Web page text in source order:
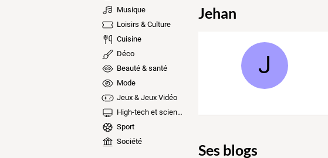
Musique
Loisirs & Culture
Cuisine
Déco
Beauté & santé
Mode
Jeux & Jeux Vidéo
High-tech et sciences
Sport
Société
Jehan
J
Ses blogs